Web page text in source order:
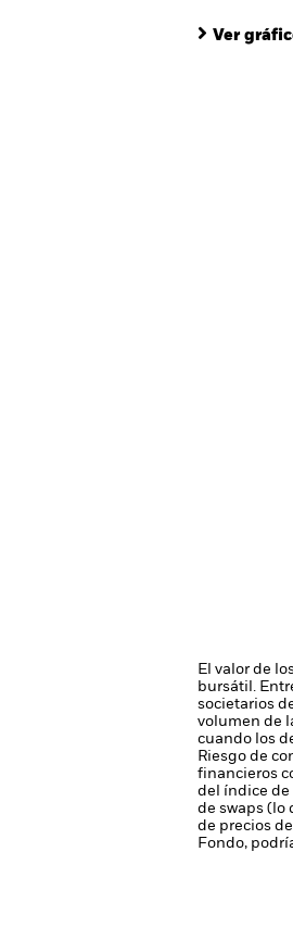
Ver
El valor de
bursátil.
societarios
volumen de
cuando los
Riesgo de
financieros
del índice de
de swaps (lo
de precios
Fondo,